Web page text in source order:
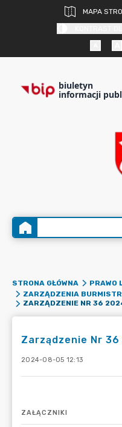
MAPA
biuletyn
informacji
STRONA GŁÓWNA
PRAWO
ZARZĄDZENIA
ZARZĄDZENIE NR 36
Zarządzenie Nr 36
2024-08-05 12:13
ZAŁĄCZNIKI